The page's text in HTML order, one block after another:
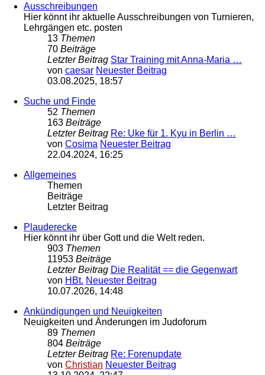
Ausschreibungen
Hier könnt ihr aktuelle Ausschreibungen von Turnieren,
Lehrgängen etc. posten
13 Themen
70 Beiträge
Letzter Beitrag Star Training mit Anna-Maria …
von caesar Neuester Beitrag
03.08.2025, 18:57
Suche und Finde
52 Themen
163 Beiträge
Letzter Beitrag Re: Uke für 1. Kyu in Berlin …
von Cosima Neuester Beitrag
22.04.2024, 16:25
Allgemeines
Themen
Beiträge
Letzter Beitrag
Plauderecke
Hier könnt ihr über Gott und die Welt reden.
903 Themen
11953 Beiträge
Letzter Beitrag Die Realität == die Gegenwart
von HBt. Neuester Beitrag
10.07.2026, 14:48
Ankündigungen und Neuigkeiten
Neuigkeiten und Änderungen im Judoforum
89 Themen
804 Beiträge
Letzter Beitrag Re: Forenupdate
von Christian Neuester Beitrag